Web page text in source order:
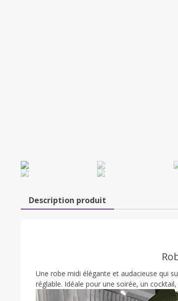
Description produit
Une robe midi élégante et audacieuse qui
réglable. Idéale pour une soirée, un